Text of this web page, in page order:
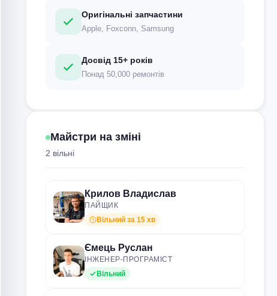
Оригінальні запчастини
Apple, Foxconn, Samsung
Досвід 15+ років
Понад 50,000 ремонтів
Майстри на зміні
2 вільні
Крилов Владислав
ПАЙЩИК
Вільний за 15 хв
Ємець Руслан
ІНЖЕНЕР-ПРОГРАМІСТ
Вільний